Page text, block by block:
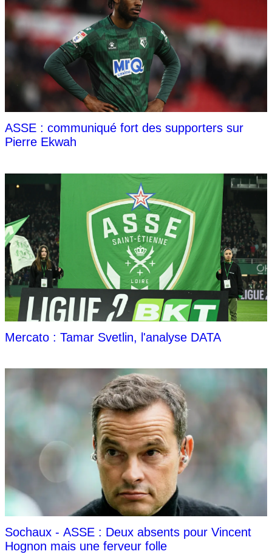
ASSE : communiqué fort des supporters sur
Pierre Ekwah
Mercato : Tamar Svetlin, l'analyse DATA
Sochaux - ASSE : Deux absents pour Vincent
Hognon mais une ferveur folle